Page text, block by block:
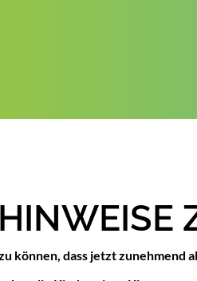
HINWEISE
können, dass jetzt zunehmend